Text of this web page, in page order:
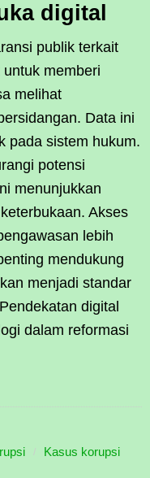
digital
publik terkait
memberi
melihat
Data ini
pada sistem hukum.
potensi
menunjukkan
Akses
lebih
mendukung
menjadi standar
digital
dalam reformasi
Kasus korupsi